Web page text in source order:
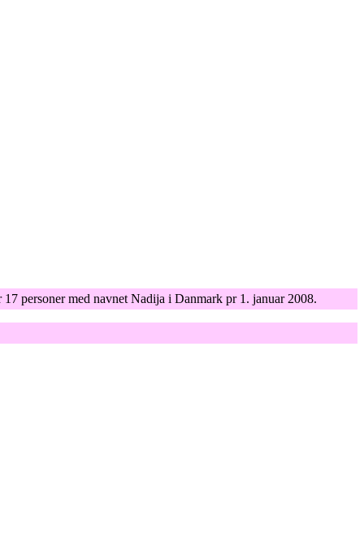
personer med navnet Nadija i Danmark pr 1. januar 2008.